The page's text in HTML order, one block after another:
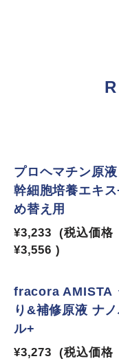
プロヘマチン原液
幹細胞培養エキ
め替え用
¥3,233
(税込価格
¥3,556 )
fracora AMISTA
り&補修原液 ナ
ル+
¥3,273
(税込価格